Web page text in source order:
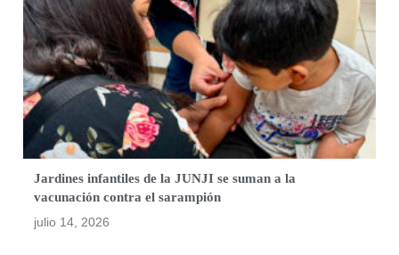
Jardines infantiles de la JUNJI se suman a la
vacunación contra el sarampión
julio 14, 2026